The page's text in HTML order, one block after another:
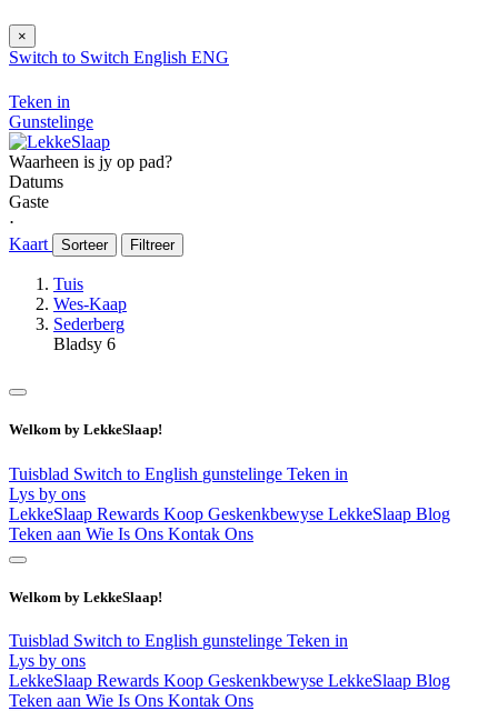
×
Switch to Switch English ENG
Teken in
Gunstelinge
Waarheen is jy op pad?
Datums
Gaste
⋅
Kaart
Sorteer Filtreer
Tuis
Wes-Kaap
Sederberg
Bladsy 6
Welkom by LekkeSlaap!
Tuisblad Switch to English gunstelinge Teken in
Lys by ons
LekkeSlaap Rewards Koop Geskenkbewyse LekkeSlaap Blog
Teken aan Wie Is Ons Kontak Ons
Welkom by LekkeSlaap!
Tuisblad Switch to English gunstelinge Teken in
Lys by ons
LekkeSlaap Rewards Koop Geskenkbewyse LekkeSlaap Blog
Teken aan Wie Is Ons Kontak Ons